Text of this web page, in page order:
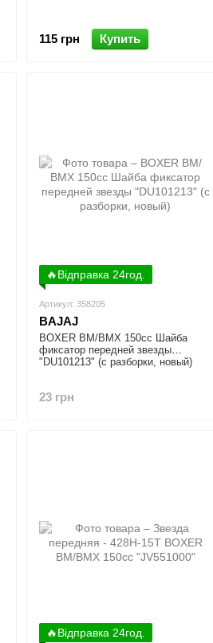
115 грн Купить
🔥Відправка 24год.
Артикул: 358205
BAJAJ
BOXER BM/ВМX 150cc Шайба
фиксатор передней звезды
"DU101213" (c разборки, новый)
23 грн
🔥Відправка 24год.